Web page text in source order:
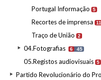
Portugal Informação 5
Recortes de imprensa
Traço de União 2
04.Fotografias 6 45
05.Registos audiovisuais 5
Partido Revolucionário do